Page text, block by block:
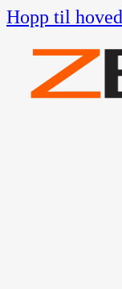
Hopp til